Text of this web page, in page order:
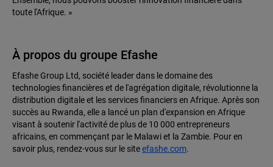
toute l'Afrique. »
À propos du groupe Efashe
Efashe Group Ltd, société leader dans le domaine des
technologies financières et de l'agrégation digitale, révolutionne la
distribution digitale et les services financiers en Afrique. Après son
succès au Rwanda, elle a lancé un plan d'expansion en Afrique
visant à soutenir l'activité de plus de 10 000 entrepreneurs
africains, en commençant par le Malawi et la Zambie. Pour en
savoir plus, rendez-vous sur le siteefashe.com.